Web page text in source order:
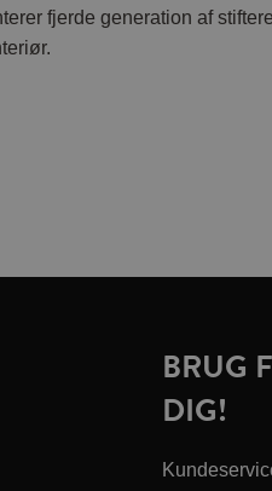
fjerde generation af
BRUG
DIG!